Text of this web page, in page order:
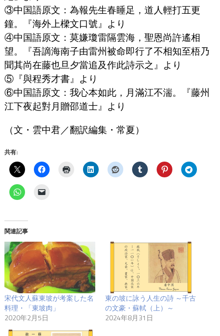
③中国語原文：為報先生春睡足，道人輕打五更
鐘。『海外上樑文口號』より
④中国語原文：莫嫌瓊雷隔雲海，聖恩尚許遙相
望。『吾謫海南子由雷州被命即行了不相知至梧乃
聞其尚在藤也旦夕當追及作此詩示之』より
⑤『與程秀才書』より
⑥中国語原文：我心本如此，月滿江不湍。『藤州
江下夜起對月贈邵道士』より
（文・雲中君／翻訳編集・常夏）
共有:
関連記事
宋代文人蘇東坡が考案した名
料理・「東坡肉」
2020年2月5日
東の坡に詠う人生の詩 ～千古
の文豪・蘇軾（上）～
2024年8月31日